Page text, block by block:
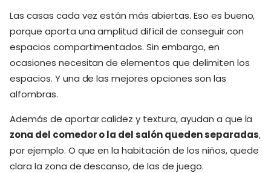
Las casas cada vez están más abiertas. Eso es bueno,
porque aporta una amplitud difícil de conseguir con
espacios compartimentados. Sin embargo, en
ocasiones necesitan de elementos que delimiten los
espacios. Y una de las mejores opciones son las
alfombras.
Además de aportar calidez y textura, ayudan a que la
zona del comedor o la del salón queden separadas,
por ejemplo. O que en la habitación de los niños, quede
clara la zona de descanso, de las de juego.